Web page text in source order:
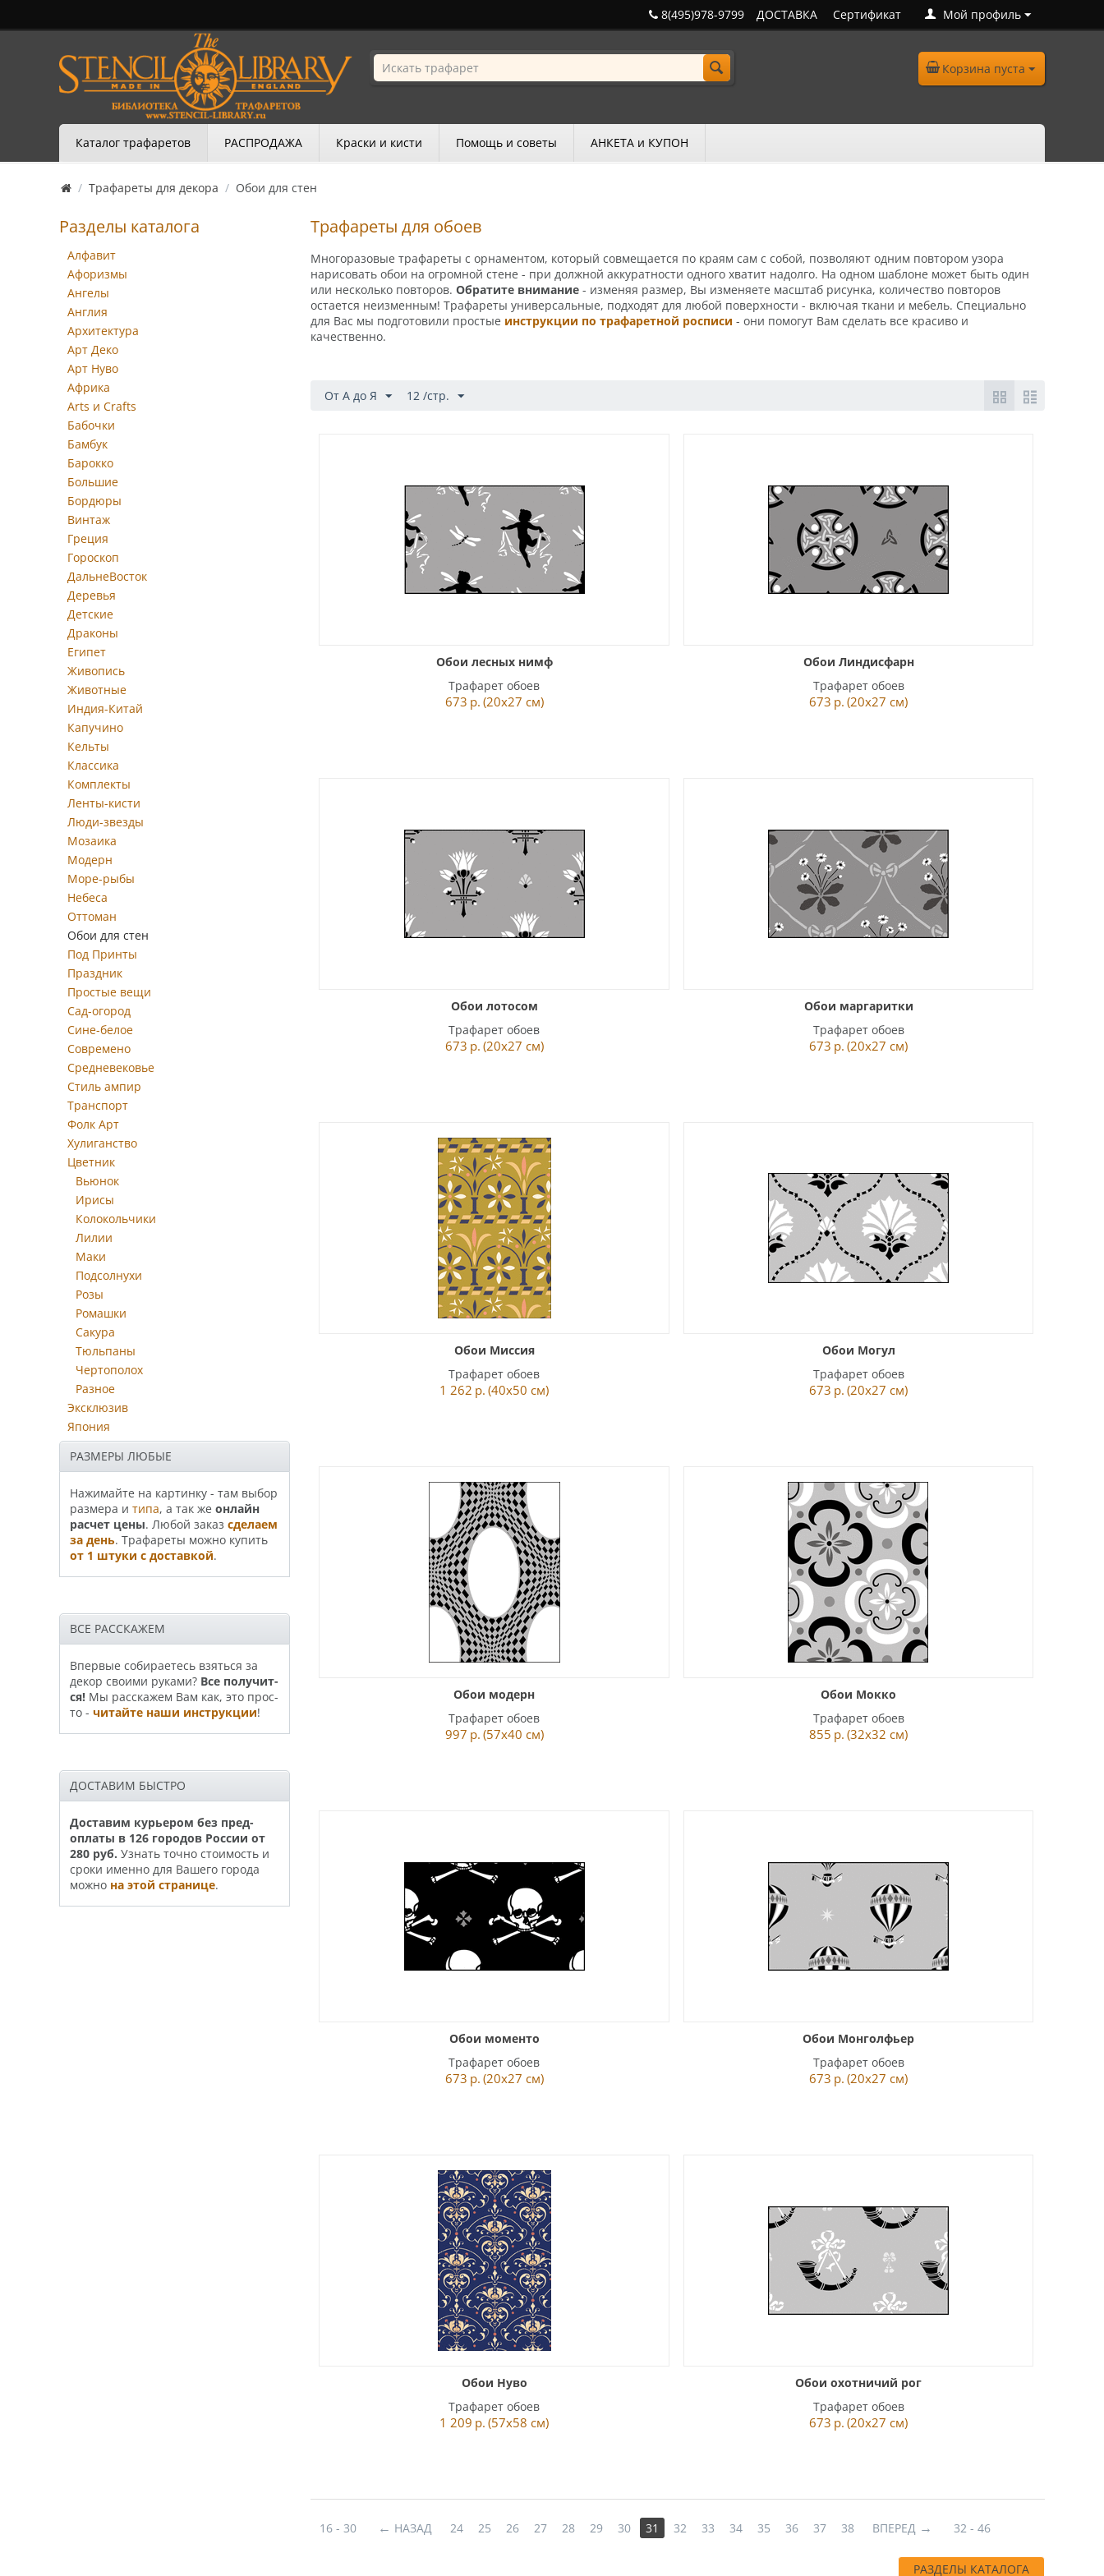
Мой профиль
ДОСТАВКА Сертификат
8(495)978-9799
Корзина пуста
Каталог трафаретов РАСПРОДАЖА Краски и кисти Помощь и советы АНКЕТА и КУПОН
/ Трафареты для декора / Обои для стен
Разделы каталога
Алфавит
Афоризмы
Ангелы
Англия
Архитектура
Арт Деко
Арт Нуво
Африка
Arts и Crafts
Бабочки
Бамбук
Барокко
Большие
Бордюры
Винтаж
Греция
Гороскоп
ДальнеВосток
Деревья
Детские
Драконы
Египет
Живопись
Животные
Индия-Китай
Капучино
Кельты
Классика
Комплекты
Ленты-кисти
Люди-звезды
Мозаика
Модерн
Море-рыбы
Небеса
Оттоман
Обои для стен
Под Принты
Праздник
Простые вещи
Сад-огород
Сине-белое
Современо
Средневековье
Стиль ампир
Транспорт
Фолк Арт
Хулиганство
Цветник
Вьюнок
Ирисы
Колокольчики
Лилии
Маки
Подсолнухи
Розы
Ромашки
Сакура
Тюльпаны
Чертополох
Разное
Эксклюзив
Япония
РАЗМЕРЫ ЛЮБЫЕ
На­жи­май­те на картинку - там выбор
размера и типа, а так же онлайн
рас­чет цены. Любой заказ сде­лаем
за день. Трафа­реты можно купить
от 1 штуки с доставкой.
ВСЕ РАССКАЖЕМ
Впервые собираетесь взяться за
декор своими руками? Все по­лу­чит­
ся! Мы расскажем Вам как, это прос­
то - читайте наши инструкции!
ДОСТАВИМ БЫСТРО
Доставим курьером без пред­
опла­ты в 126 горо­дов России от
280 руб. Узнать точно стои­­мость и
сроки именно для Вашего города
можно на этой странице.
Трафареты для обоев
Многоразовые трафареты с орна­мен­том, кото­рый совмещается по краям сам с собой, позво­ляют одним повтором узо­ра
нарисовать обои на огромной стене - при должной акку­ратности одного хватит надолго. На одном шаблоне может быть один
или несколько повторов.Обратите внимание - изменяя размер, Вы изменяете масштаб рисунка, количество повторов
остается неизменным! Трафареты универсальные, подходят для любой поверхности - включая ткани и мебель. Специально
для Вас мы подготовили простые инструкции по трафаретной росписи - они помогут Вам сделать все красиво и
качественно.
От А до Я 12 /стр.
Обои лесных нимф
Трафарет обоев
673 р. (20x27 см)
Обои Линдисфарн
Трафарет обоев
673 р. (20x27 см)
Обои лотосом
Трафарет обоев
673 р. (20x27 см)
Обои маргаритки
Трафарет обоев
673 р. (20x27 см)
Обои Миссия
Трафарет обоев
1 262 р. (40x50 см)
Обои Могул
Трафарет обоев
673 р. (20x27 см)
Обои модерн
Трафарет обоев
997 р. (57x40 см)
Обои Мокко
Трафарет обоев
855 р. (32x32 см)
Обои моменто
Трафарет обоев
673 р. (20x27 см)
Обои Монголфьер
Трафарет обоев
673 р. (20x27 см)
Обои Нуво
Трафарет обоев
1 209 р. (57x58 см)
Обои охотничий рог
Трафарет обоев
673 р. (20x27 см)
16 - 30 НАЗАД 24 25 26 27 28 29 30 31 32 33 34 35 36 37 38 ВПЕРЕД 32 - 46
РАЗДЕЛЫ КАТАЛОГА